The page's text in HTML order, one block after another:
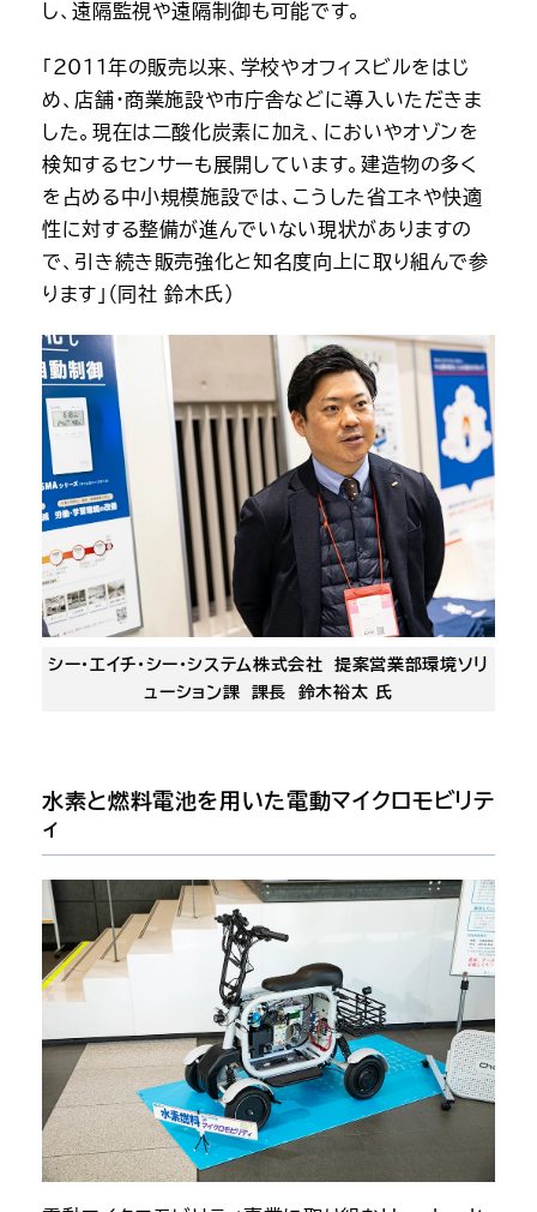
し、遠隔監視や遠隔制御も可能です。
「2011年の販売以来、学校やオフィスビルをはじ
め、店舗・商業施設や市庁舎などに導入いただきま
した。現在は二酸化炭素に加え、においやオゾンを
検知するセンサーも展開しています。建造物の多く
を占める中小規模施設では、こうした省エネや快適
性に対する整備が進んでいない現状がありますの
で、引き続き販売強化と知名度向上に取り組んで参
ります」（同社 鈴木氏）
シー・エイチ・シー・システム株式会社提案営業部環境ソリ
ューション課 課長 鈴木裕太 氏
水素と燃料電池を用いた電動マイクロモビリテ
ィ